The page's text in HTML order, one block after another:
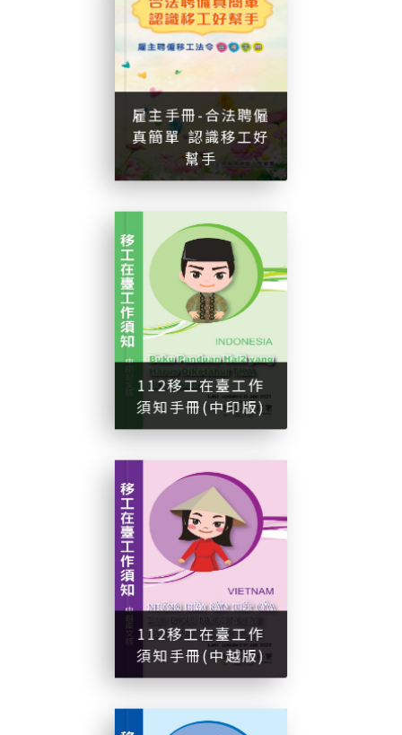
雇主手冊-合法聘僱
真簡單 認識移工好
幫手
雇主手冊-合法聘僱真簡單認識移工好幫
112移工在臺工作
須知手冊(中印版)
112移工在臺工作須知手冊中印版
112移工在臺工作
須知手冊(中越版)
112移工在臺工作須知手冊中越版